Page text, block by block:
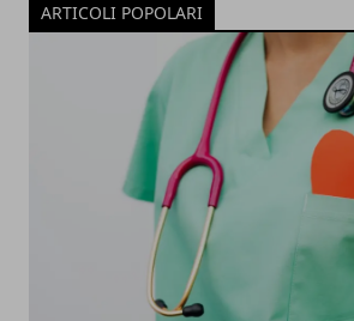
ARTICOLI POPOLARI